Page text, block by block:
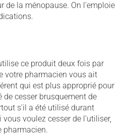
de la ménopause. On l'emploie
ce produit deux fois par
votre pharmacien vous ait
qui est plus approprié pour
de cesser brusquement de
s'il a été utilisé durant
vous voulez cesser de l'utiliser,
pharmacien.